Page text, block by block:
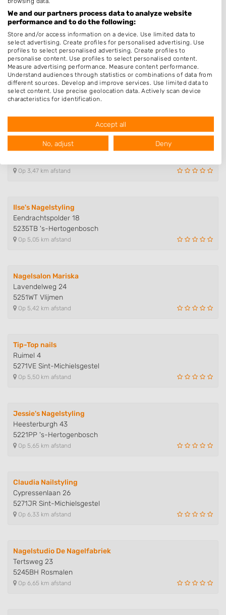
Maarten Trompstraat 26
5224GE 's-Hertogenbosch
Op 2,70 km afstand
Nagelstudio Get Nailed
Vierde Rompert 29
5233GA 's-Hertogenbosch
Op 3,46 km afstand
Ongle Esthétique
Derde Rompert 33
Op 3,47 km afstand
Ilse's Nagelstyling
Eendrachtspolder 18
5235TB 's-Hertogenbosch
Op 5,05 km afstand
Nagelsalon Mariska
Lavendelweg 24
5251WT Vlijmen
Op 5,42 km afstand
Tip-Top nails
Ruimel 4
5271VE Sint-Michielsgestel
Op 5,50 km afstand
Jessie's Nagelstyling
Heesterburgh 43
5221PP 's-Hertogenbosch
Op 5,65 km afstand
Claudia Nailstyling
Cypressenlaan 26
5271JR Sint-Michielsgestel
Op 6,33 km afstand
Nagelstudio De Nagelfabriek
Tertsweg 23
5245BH Rosmalen
Op 6,65 km afstand
We and our partners process data to analyze website
performance and to do the following:
Store and/or access information on a device. Use limited data to
select advertising. Create profiles for personalised advertising. Use
profiles to select personalised advertising. Create profiles to
personalise content. Use profiles to select personalised content.
Measure advertising performance. Measure content performance.
Understand audiences through statistics or combinations of data from
different sources. Develop and improve services. Use limited data to
select content. Use precise geolocation data. Actively scan device
characteristics for identification.
USA.
Your consent and the cookie policy applies solely to this website/app.
View Partner List (1016 IAB Vendors)
We use your data for the following purposes:
IAB processing purposes:
Create profiles for personalised advertising
Use profiles to select personalised
Create profiles to personalise content
Use profiles to select personalised content
Measure advertising performance
Understand audiences through statistics
or combinations of data from different
Use limited data to select content
IAB Special Features:
Use precise geolocation data
Non-IAB processing purposes:
Necessary
Functional
Advertising
Accept all
No, adjust Deny